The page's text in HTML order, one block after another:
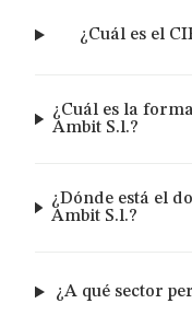
¿Cuál es el
¿Cuál es la
Ambit S.l.?
¿Dónde está el
Ambit S.l.?
¿A qué sector